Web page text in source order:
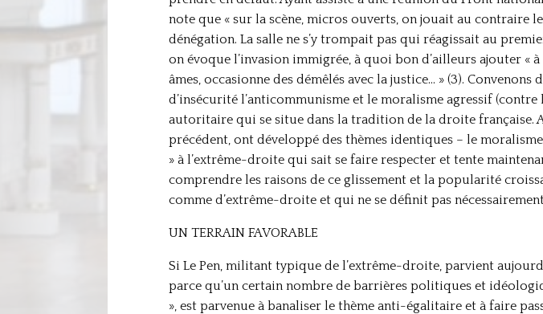
note que « sur la scène, micros ouverts, on jouait au contraire
dénégation. La salle ne s’y trompait pas qui réagissait au
on évoque l’invasion immigrée, à quoi bon d’ailleurs ajouter
âmes, occasionne des démêlés avec la justice… » (3).
d’insécurité l’anticommunisme et le moralisme agressif
autoritaire qui se situe dans la tradition de la droite française.
précédent, ont développé des thèmes identiques – le
» à l’extrême-droite qui sait se faire respecter et tente
comprendre les raisons de ce glissement et la popularité
comme d’extrême-droite et qui ne se définit pas
UN TERRAIN FAVORABLE
Si Le Pen, militant typique de l’extrême-droite, parvient
parce qu’un certain nombre de barrières politiques et
», est parvenue à banaliser le thème anti-égalitaire et à faire